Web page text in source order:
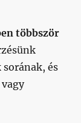
többször
és